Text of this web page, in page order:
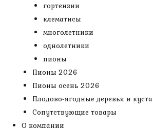
гортензии
клематисы
многолетники
однолетники
пионы
Пионы 2026
Пионы осень 2026
Плодово-ягодные деревья и
Сопутствующие товары
О компании